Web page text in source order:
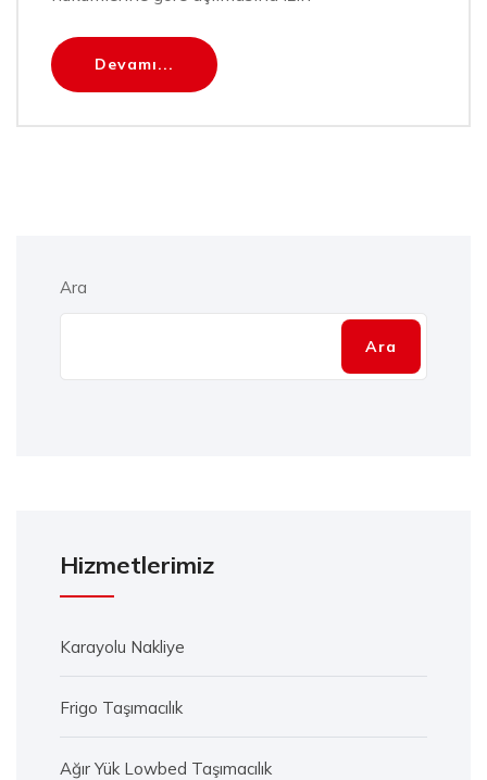
Devamı...
Ara
Ara
Hizmetlerimiz
Karayolu Nakliye
Frigo Taşımacılık
Ağır Yük Lowbed Taşımacılık